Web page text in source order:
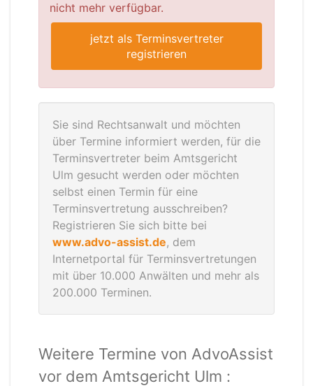
nicht mehr verfügbar.
jetzt als Terminsvertreter
registrieren
Sie sind Rechtsanwalt und möchten
über Termine informiert werden, für die
Terminsvertreter beim Amtsgericht
Ulm gesucht werden oder möchten
selbst einen Termin für eine
Terminsvertretung ausschreiben?
Registrieren Sie sich bitte bei
www.advo-assist.de, dem
Internetportal für Terminsvertretungen
mit über 10.000 Anwälten und mehr als
200.000 Terminen.
Weitere Termine von AdvoAssist
vor dem Amtsgericht Ulm :